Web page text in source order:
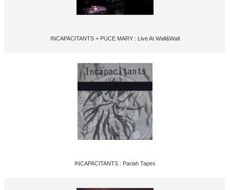
INCAPACITANTS + PUCE MARY : Live At Wall&Wall
INCAPACITANTS : Pariah Tapes